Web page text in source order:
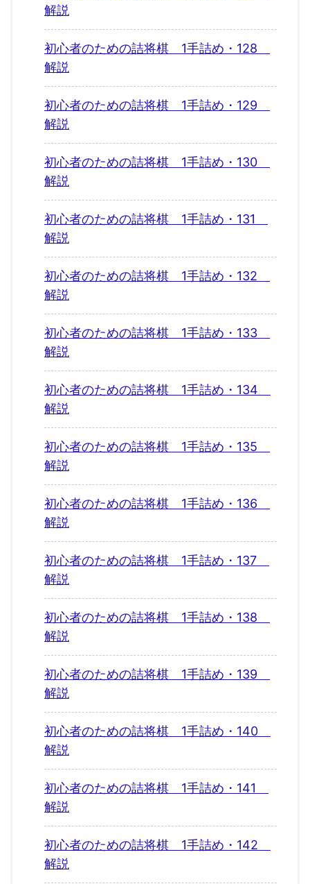
解説
初心者のための詰将棋 1手詰め・128
解説
初心者のための詰将棋 1手詰め・129
解説
初心者のための詰将棋 1手詰め・130
解説
初心者のための詰将棋 1手詰め・131
解説
初心者のための詰将棋 1手詰め・132
解説
初心者のための詰将棋 1手詰め・133
解説
初心者のための詰将棋 1手詰め・134
解説
初心者のための詰将棋 1手詰め・135
解説
初心者のための詰将棋 1手詰め・136
解説
初心者のための詰将棋 1手詰め・137
解説
初心者のための詰将棋 1手詰め・138
解説
初心者のための詰将棋 1手詰め・139
解説
初心者のための詰将棋 1手詰め・140
解説
初心者のための詰将棋 1手詰め・141
解説
初心者のための詰将棋 1手詰め・142
解説